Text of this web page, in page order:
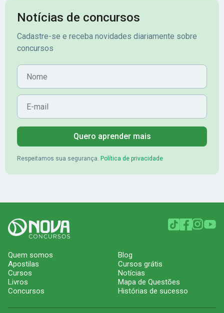
Notícias de concursos
Cadastre-se e receba novidades diariamente sobre
concursos
Nome
E-mail
Quero aprender mais
Respeitamos sua segurança. Política de privacidade
Quem somos
Apostilas
Cursos
Livros
Concursos
Blog
Cursos grátis
Notícias
Mapa de Questões
Histórias de sucesso